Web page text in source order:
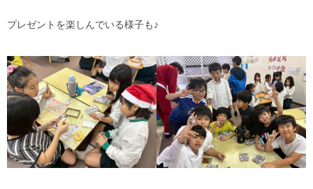
プレゼントを楽しんでいる様子も♪